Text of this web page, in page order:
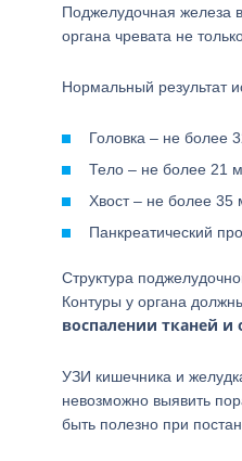
Поджелудочная железа
органа чревата не
Нормальный результат
Головка – не более
Тело – не более 21
Хвост – не более 35
Панкреатический
Структура
Контуры у органа
воспалении тканей и
УЗИ кишечника и
невозможно выявить
быть полезно при